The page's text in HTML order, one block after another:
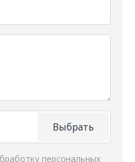
Выбрать
персональных